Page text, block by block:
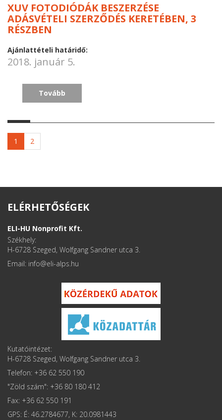
XUV FOTODIÓDÁK BESZERZÉSE
ADÁSVÉTELI SZERZŐDÉS KERETÉBEN, 3
RÉSZBEN
Ajánlattételi határidő:
2018. január 5.
Tovább
1 2
ELÉRHETŐSÉGEK
ELI-HU Nonprofit Kft.
Székhely:
H-6728 Szeged, Wolfgang Sandner utca 3.
Email: info
Kutatóintézet:
H-6728 Szeged, Wolfgang Sandner utca 3.
Telefon: +36 62 550 190
"Zöld szám": +36 80 180 412
Fax: +36 62 550 191
GPS: É: 46.2784677, K: 20.0981443